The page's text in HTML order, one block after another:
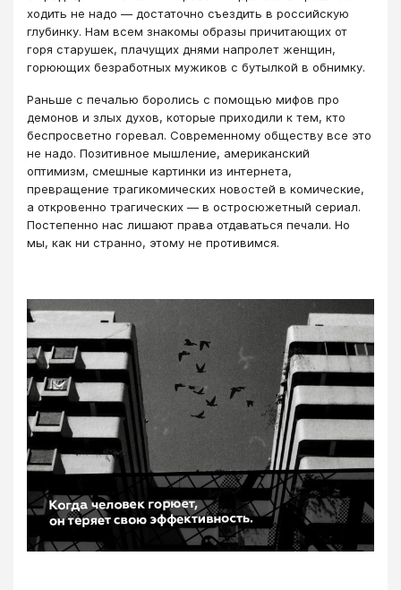
ходить не надо — достаточно съездить в российскую
глубинку. Нам всем знакомы образы причитающих от
горя старушек, плачущих днями напролет женщин,
горюющих безработных мужиков с бутылкой в обнимку.
Раньше с печалью боролись с помощью мифов про
демонов и злых духов, которые приходили к тем, кто
беспросветно горевал. Современному обществу все это
не надо. Позитивное мышление, американский
оптимизм, смешные картинки из интернета,
превращение трагикомических новостей в комические,
а откровенно трагических — в остросюжетный сериал.
Постепенно нас лишают права отдаваться печали. Но
мы, как ни странно, этому не противимся.